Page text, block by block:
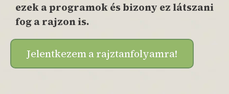
ezek a programok és bizony ez látszani
fog a rajzon is.
Jelentkezem a rajztanfolyamra!